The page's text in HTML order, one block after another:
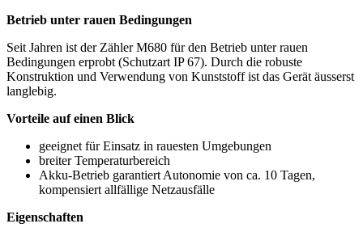
Betrieb unter rauen Bedingungen
Seit Jahren ist der Zähler M680 für den Betrieb unter rauen
Bedingungen erprobt (Schutzart IP 67). Durch die robuste
Konstruktion und Verwendung von Kunststoff ist das Gerät äusserst
langlebig.
Vorteile auf einen Blick
geeignet für Einsatz in rauesten Umgebungen
breiter Temperaturbereich
Akku-Betrieb garantiert Autonomie von ca. 10 Tagen,
kompensiert allfällige Netzausfälle
Eigenschaften